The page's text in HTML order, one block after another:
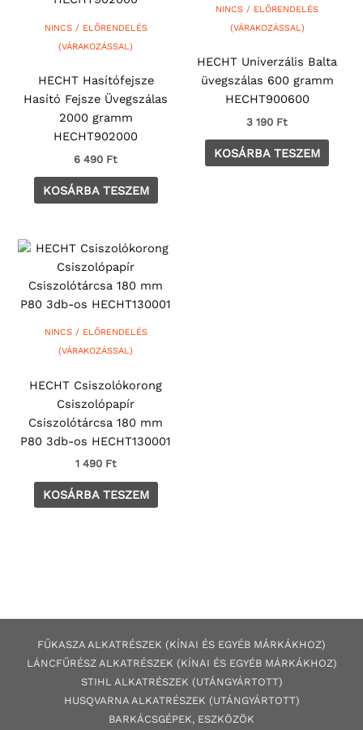
NINCS / ELŐRENDELÉS
(VÁRAKOZÁSSAL)
HECHT Hasítófejsze
Hasító Fejsze Üvegszálas
2000 gramm
HECHT902000
6 490 Ft
KOSÁRBA TESZEM
NINCS / ELŐRENDELÉS
(VÁRAKOZÁSSAL)
HECHT Univerzális Balta
üvegszálas 600 gramm
HECHT900600
3 190 Ft
KOSÁRBA TESZEM
NINCS / ELŐRENDELÉS
(VÁRAKOZÁSSAL)
HECHT Csiszolókorong
Csiszolópapír
Csiszolótárcsa 180 mm
P80 3db-os HECHT130001
1 490 Ft
KOSÁRBA TESZEM
FŰKASZA ALKATRÉSZEK (KÍNAI ÉS EGYÉB MÁRKÁKHOZ)
LÁNCFŰRÉSZ ALKATRÉSZEK (KÍNAI ÉS EGYÉB MÁRKÁKHOZ)
STIHL ALKATRÉSZEK (UTÁNGYÁRTOTT)
HUSQVARNA ALKATRÉSZEK (UTÁNGYÁRTOTT)
BARKÁCSGÉPEK, ESZKÖZÖK